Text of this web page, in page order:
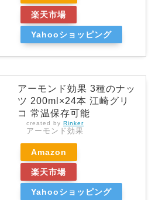
楽天市場
Yahooショッピング
アーモンド効果 3種のナッ
ツ 200ml×24本 江崎グリ
コ 常温保存可能
created by Rinker
アーモンド効果
Amazon
楽天市場
Yahooショッピング